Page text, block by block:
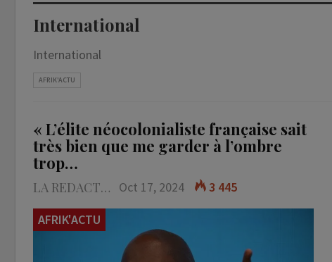
International
International
AFRIK'ACTU
« L’élite néocolonialiste française sait
très bien que me garder à l’ombre
trop…
LA REDACTION Oct 17, 2024
3 445
AFRIK'ACTU